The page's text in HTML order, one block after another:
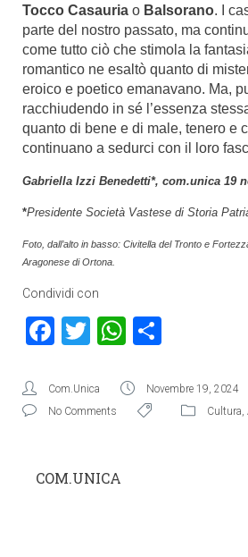
Tocco Casauria o Balsorano. I
parte del nostro passato, ma
come tutto ciò che stimola la
romantico ne esaltò quanto di
eroico e poetico emanavano. Ma,
racchiudendo in sé l’essenza
quanto di bene e di male, tenero e
continuano a sedurci con il loro
Gabriella Izzi Benedetti*, com.unica 19
*Presidente Società Vastese di Storia
Foto, dall’alto in basso: Civitella del Tronto e
Aragonese di Ortona.
Condividi con
Facebook
TwitterWhatsApp
Com.Unica Novembre 19, 2024
No Comments
Cultura,
COM.UNICA